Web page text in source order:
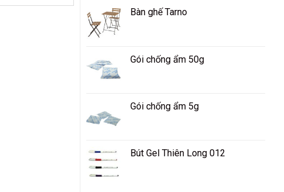
Bàn ghế Tarno
Gói chống ẩm 50g
Gói chống ẩm 5g
Bút Gel Thiên Long 012